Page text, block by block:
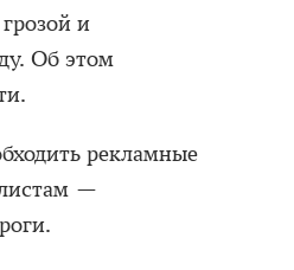
и
Об этом
рекламные
—